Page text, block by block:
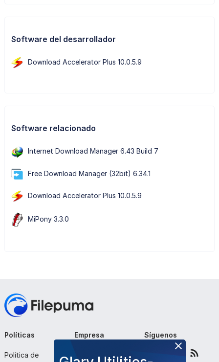
Software del desarrollador
Download Accelerator Plus 10.0.5.9
Software relacionado
Internet Download Manager 6.43 Build 7
Free Download Manager (32bit) 6.34.1
Download Accelerator Plus 10.0.5.9
MiPony 3.3.0
Políticas
Política de
Empresa
Sobre nosotros
Síguenos